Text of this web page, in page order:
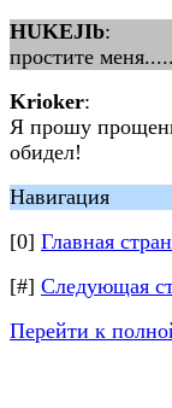
HUKEJIb:
простите
Krioker:
Я прошу
обидел!
Навигация
[0] Главная
[#] Следующая
Перейти к